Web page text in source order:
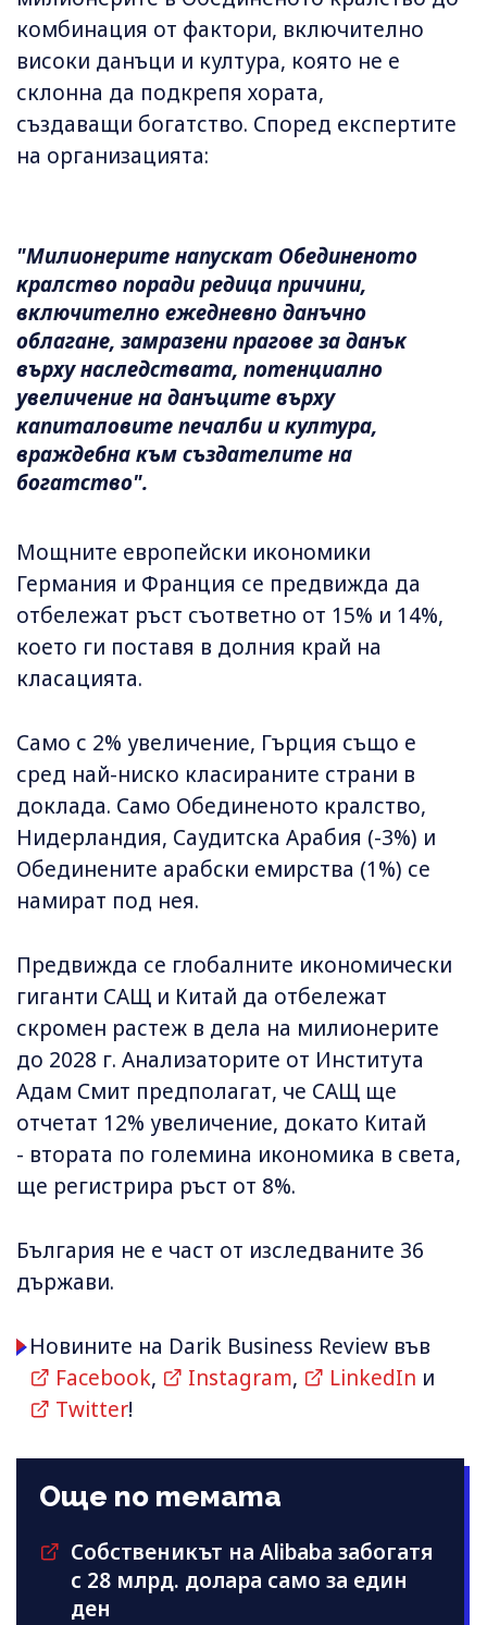
комбинация от фактори, включително
високи данъци и култура, която не е
склонна да подкрепя хората,
създаващи богатство. Според експертите
на организацията:
"Милионерите напускат Обединеното
кралство поради редица причини,
включително ежедневно данъчно
облагане, замразени прагове за данък
върху наследствата, потенциално
увеличение на данъците върху
капиталовите печалби и култура,
враждебна към създателите на
богатство".
Мощните европейски икономики
Германия и Франция се предвижда да
отбележат ръст съответно от 15% и 14%,
което ги поставя в долния край на
класацията.
Само с 2% увеличение, Гърция също е
сред най-ниско класираните страни в
доклада. Само Обединеното кралство,
Нидерландия, Саудитска Арабия (-3%) и
Обединените арабски емирства (1%) се
намират под нея.
Предвижда се глобалните икономически
гиганти САЩ и Китай да отбележат
скромен растеж в дела на милионерите
до 2028 г. Анализаторите от Института
Адам Смит предполагат, че САЩ ще
отчетат 12% увеличение, докато Китай
- втората по големина икономика в света,
ще регистрира ръст от 8%.
България не е част от изследваните 36
държави.
Новините на Darik Business Review във
Facebook, Instagram, LinkedIn и
Twitter!
Още по темата
Собственикът на Alibaba забогатя
с 28 млрд. долара само за един
ден